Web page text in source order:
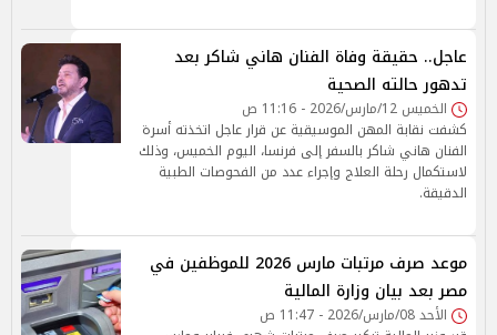
عاجل.. حقيقة وفاة الفنان هاني شاكر بعد
تدهور حالته الصحية
الخميس 12/مارس/2026 - 11:16 ص
كشفت نقابة المهن الموسيقية عن قرار عاجل اتخذته أسرة
الفنان هاني شاكر بالسفر إلى فرنسا، اليوم الخميس، وذلك
لاستكمال رحلة العلاج وإجراء عدد من الفحوصات الطبية
الدقيقة.
موعد صرف مرتبات مارس 2026 للموظفين في
مصر بعد بيان وزارة المالية
الأحد 08/مارس/2026 - 11:47 ص